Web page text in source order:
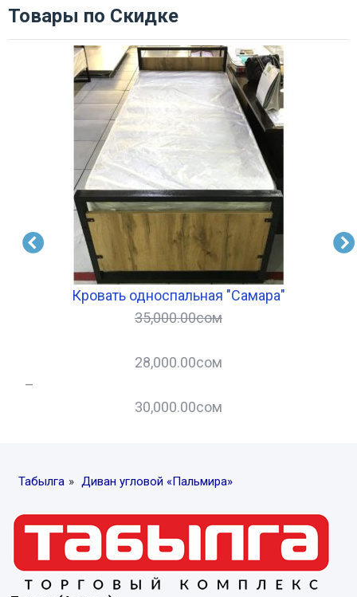
Товары по Скидке
Кровать односпальная "Самара"
35,000.00сом
28,000.00сом
–
30,000.00сом
Табылга » Диван угловой «Пальмира»